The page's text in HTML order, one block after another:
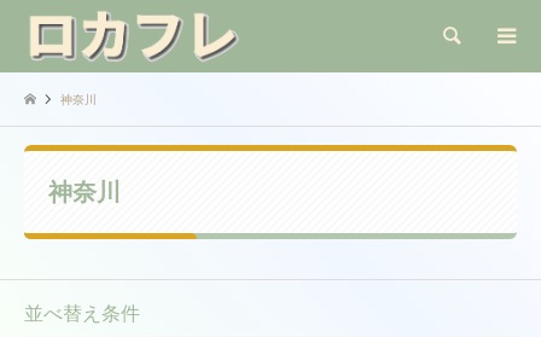
検索
神奈川
神奈川
並べ替え条件